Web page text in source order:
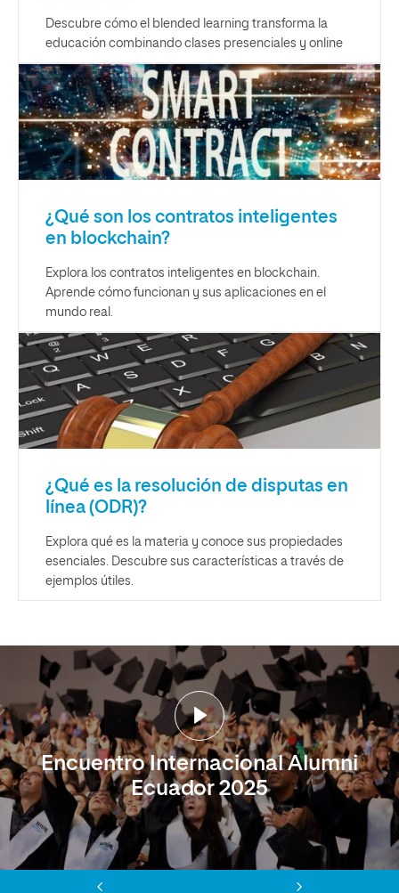
Descubre cómo el blended learning transforma la
educación combinando clases presenciales y online
¿Qué son los contratos inteligentes
en blockchain?
Explora los contratos inteligentes en blockchain.
Aprende cómo funcionan y sus aplicaciones en el
mundo real.
¿Qué es la resolución de disputas en
línea (ODR)?
Explora qué es la materia y conoce sus propiedades
esenciales. Descubre sus características a través de
ejemplos útiles.
Encuentro Internacional Alumni
Ecuador 2025